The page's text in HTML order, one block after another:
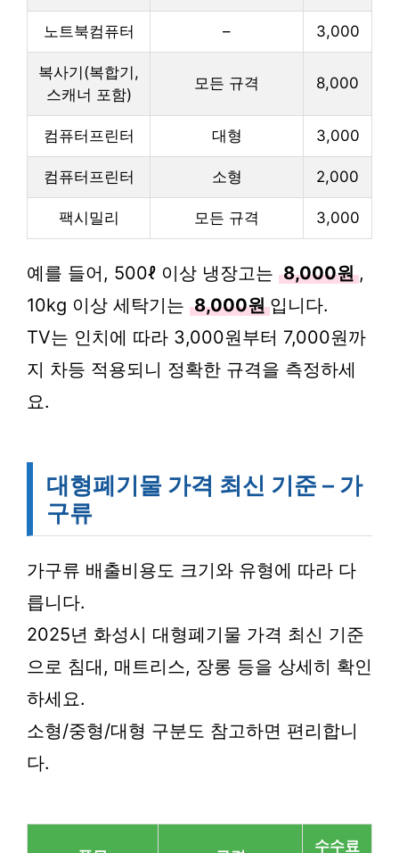
노트북컴퓨터 – 3,000
복사기(복합기,
스캐너 포함)
모든 규격 8,000
컴퓨터프린터 대형 3,000
컴퓨터프린터 소형 2,000
팩시밀리 모든 규격 3,000
예를 들어, 500ℓ 이상 냉장고는 8,000원 ,
10kg 이상 세탁기는 8,000원 입니다.
TV는 인치에 따라 3,000원부터 7,000원까
지 차등 적용되니 정확한 규격을 측정하세
요.
대형폐기물 가격 최신 기준 – 가
구류
가구류 배출비용도 크기와 유형에 따라 다
릅니다.
2025년 화성시 대형폐기물 가격 최신 기준
으로 침대, 매트리스, 장롱 등을 상세히 확인
하세요.
소형/중형/대형 구분도 참고하면 편리합니
다.
수수료